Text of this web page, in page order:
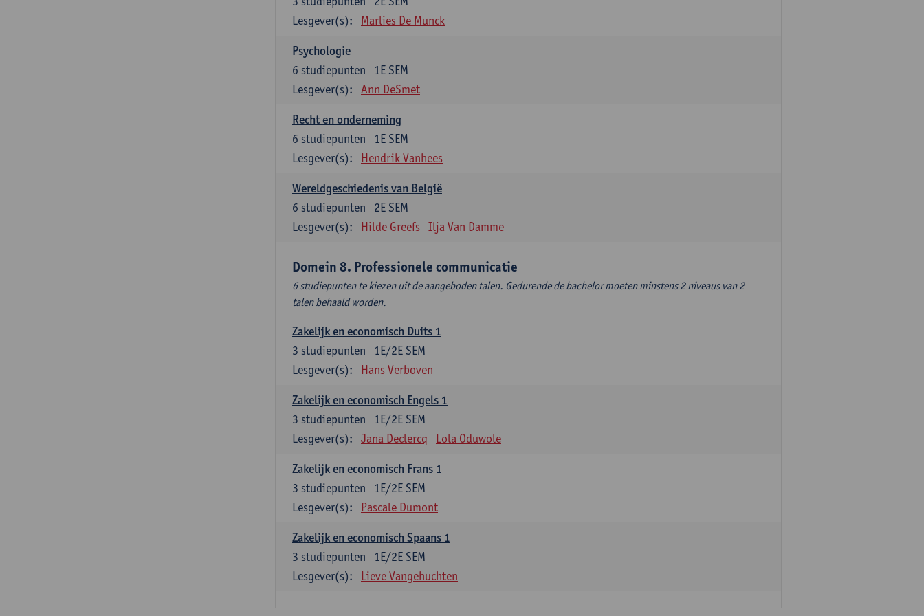
Lesgever(s):
Marlies De Munck
Psychologie
1E SEM
6 studiepunten
Lesgever(s):
Ann DeSmet
Recht en onderneming
1E SEM
6 studiepunten
Lesgever(s):
Hendrik Vanhees
Wereldgeschiedenis van België
2E SEM
6 studiepunten
Lesgever(s):
Hilde Greefs Ilja Van Damme
Domein 8. Professionele communicatie
6 studiepunten te kiezen uit de aangeboden talen. Gedurende de bachelor moeten minstens 2 niveaus van 2
talen behaald worden.
Zakelijk en economisch Duits 1
1E/2E SEM
3 studiepunten
Lesgever(s):
Hans Verboven
Zakelijk en economisch Engels 1
1E/2E SEM
3 studiepunten
Lesgever(s):
Jana Declercq Lola Oduwole
Zakelijk en economisch Frans 1
1E/2E SEM
3 studiepunten
Lesgever(s):
Pascale Dumont
Zakelijk en economisch Spaans 1
1E/2E SEM
3 studiepunten
Lesgever(s):
Lieve Vangehuchten